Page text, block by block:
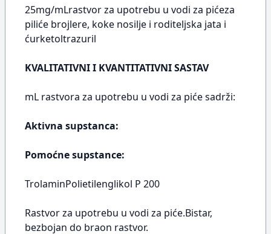
25mg/mLrastvor za upotrebu u vodi za pićeza
piliće brojlere, koke nosilje i roditeljska jata i
ćurketoltrazuril
KVALITATIVNI I KVANTITATIVNI SASTAV
mL rastvora za upotrebu u vodi za piće sadrži:
Aktivna supstanca:
Pomoćne supstance:
TrolaminPolietilenglikol P 200
Rastvor za upotrebu u vodi za piće.Bistar,
bezbojan do braon rastvor.